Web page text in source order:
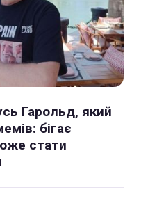
Гарольд, який
бігає
стати